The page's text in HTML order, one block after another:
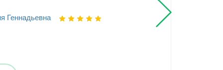
Геннадьевна